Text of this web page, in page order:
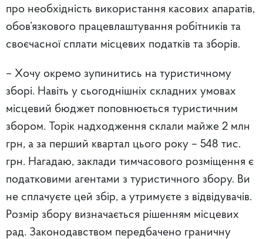
про необхідність використання касових апаратів,
обов’язкового працевлаштування робітників та
своєчасної сплати місцевих податків та зборів.
– Хочу окремо зупинитись на туристичному
зборі. Навіть у сьогоднішніх складних умовах
місцевий бюджет поповнюється туристичним
збором. Торік надходження склали майже 2 млн
грн, а за перший квартал цього року – 548 тис.
грн. Нагадаю, заклади тимчасового розміщення є
податковими агентами з туристичного збору. Ви
не сплачуєте цей збір, а утримуєте з відвідувачів.
Розмір збору визначається рішенням місцевих
рад. Законодавством передбачено граничну